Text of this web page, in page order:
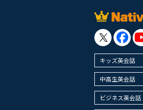
キッズ英会話
中高生英会話
ビジネス英会話